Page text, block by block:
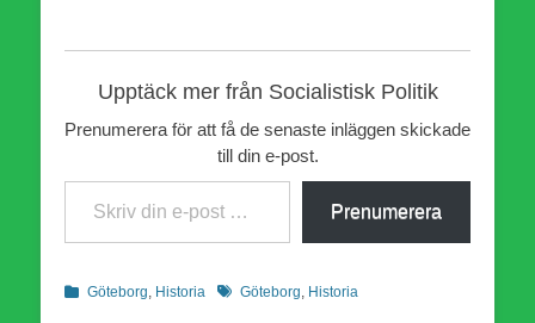
Upptäck mer från Socialistisk Politik
Prenumerera för att få de senaste inläggen skickade
till din e-post.
Skriv din e-post …
Prenumerera
Kategorier
Göteborg Historia Etiketter
Göteborg Historia